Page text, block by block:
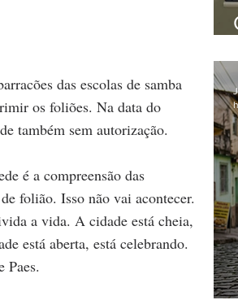
das escolas de samba
os foliões. Na data do
também sem autorização.
é a compreensão das
folião. Isso não vai acontecer.
a vida. A cidade está cheia,
está aberta, está celebrando.
Paes.